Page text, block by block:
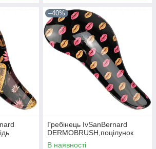
–40%
Гребінець IvSanBernard
DERMOBRUSH,поцілунок
В наявності